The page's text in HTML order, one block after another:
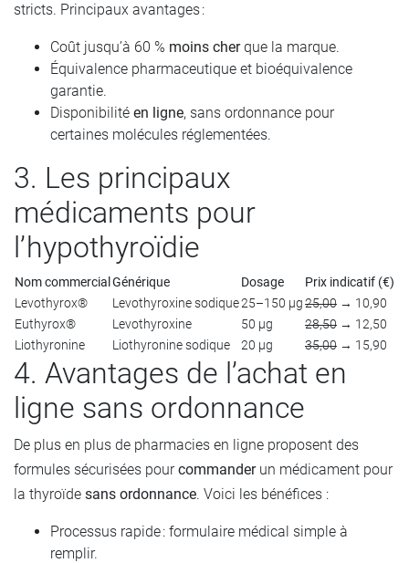
stricts. Principaux avantages :
Coût jusqu’à 60 % moins cherque la marque.
Équivalence pharmaceutique et bioéquivalence
garantie.
Disponibilité en ligne, sans ordonnance pour
certaines molécules réglementées.
3. Les principaux
médicaments pour
l’hypothyroïdie
Nom commercial Générique Dosage
Prix indicatif (€)
Levothyrox®
Levothyroxine sodique25–150 µg25,00 → 10,90
Euthyrox®
Levothyroxine 50 µg 28,50 → 12,50
Liothyronine
Liothyronine sodique 20 µg 35,00 → 15,90
4. Avantages de l’achat en
ligne sans ordonnance
De plus en plus de pharmacies en ligne proposent des
formules sécurisées pourcommanderun médicament pour
la thyroïde sans ordonnance. Voici les bénéfices :
Processus rapide : formulaire médical simple à
remplir.